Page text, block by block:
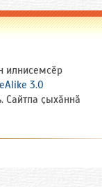
илнисемсӗр
3.0
Сайтпа ҫыхӑннӑ